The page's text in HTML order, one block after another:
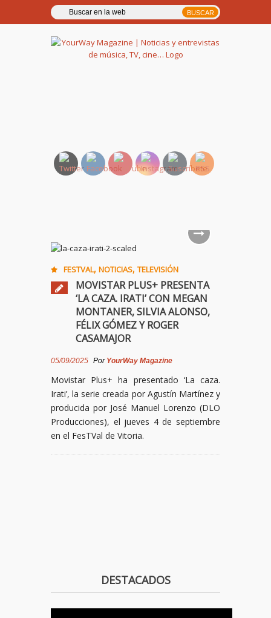
FESTVAL, NOTICIAS, TELEVISIÓN
MOVISTAR PLUS+ PRESENTA
‘LA CAZA. IRATI’ CON MEGAN
MONTANER, SILVIA ALONSO,
FÉLIX GÓMEZ Y ROGER
CASAMAJOR
05/09/2025 Por YourWay Magazine
Movistar Plus+ ha presentado ‘La caza.
Irati’, la serie creada por Agustín Martínez y
producida por José Manuel Lorenzo (DLO
Producciones), el jueves 4 de septiembre
en el FesTVal de Vitoria.
DESTACADOS